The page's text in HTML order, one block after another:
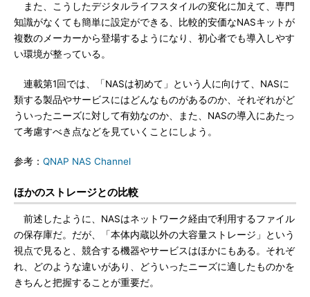
また、こうしたデジタルライフスタイルの変化に加えて、専門
知識がなくても簡単に設定ができる、比較的安価なNASキットが
複数のメーカーから登場するようになり、初心者でも導入しやす
い環境が整っている。
連載第1回では、「NASは初めて」という人に向けて、NASに
類する製品やサービスにはどんなものがあるのか、それぞれがど
ういったニーズに対して有効なのか、また、NASの導入にあたっ
て考慮すべき点などを見ていくことにしよう。
参考： QNAP NAS Channel
ほかのストレージとの比較
前述したように、NASはネットワーク経由で利用するファイル
の保存庫だ。だが、「本体内蔵以外の大容量ストレージ」という
視点で見ると、競合する機器やサービスはほかにもある。それぞ
れ、どのような違いがあり、どういったニーズに適したものかを
きちんと把握することが重要だ。